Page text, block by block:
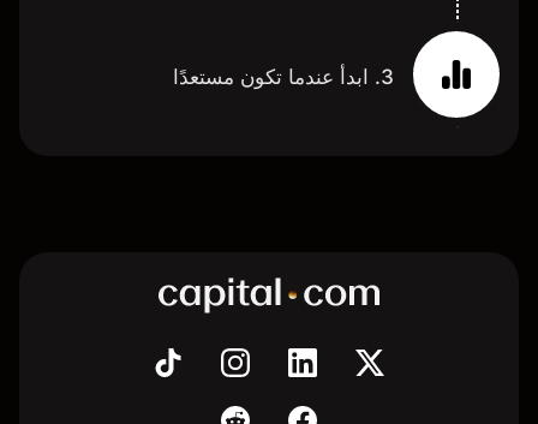
3. ابدأ عندما تكون مستعدًا